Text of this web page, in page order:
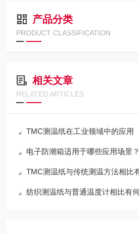
产品分类
PRODUCT CLASSIFICATION
相关文章
RELATED ARTICLES
TMC测温纸在工业领域中的应用
电子防潮箱适用于哪些应用场景？
TMC测温纸与传统测温方法相比
纺织测温纸与普通温度计相比有